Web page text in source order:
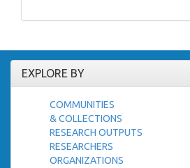
EXPLORE BY
COMMUNITIES
& COLLECTIONS
RESEARCH OUTPUTS
RESEARCHERS
ORGANIZATIONS